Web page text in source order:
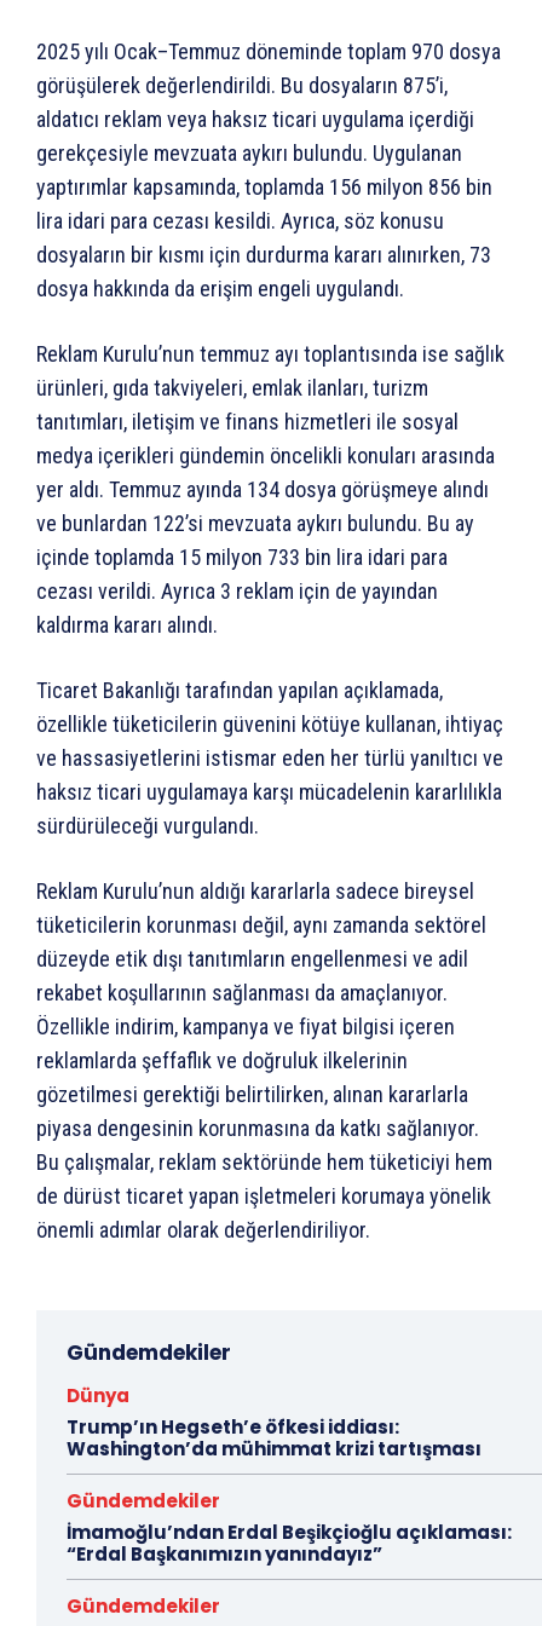
2025 yılı Ocak–Temmuz döneminde toplam 970 dosya
görüşülerek değerlendirildi. Bu dosyaların 875’i,
aldatıcı reklam veya haksız ticari uygulama içerdiği
gerekçesiyle mevzuata aykırı bulundu. Uygulanan
yaptırımlar kapsamında, toplamda 156 milyon 856 bin
lira idari para cezası kesildi. Ayrıca, söz konusu
dosyaların bir kısmı için durdurma kararı alınırken, 73
dosya hakkında da erişim engeli uygulandı.
Reklam Kurulu’nun temmuz ayı toplantısında ise sağlık
ürünleri, gıda takviyeleri, emlak ilanları, turizm
tanıtımları, iletişim ve finans hizmetleri ile sosyal
medya içerikleri gündemin öncelikli konuları arasında
yer aldı. Temmuz ayında 134 dosya görüşmeye alındı
ve bunlardan 122’si mevzuata aykırı bulundu. Bu ay
içinde toplamda 15 milyon 733 bin lira idari para
cezası verildi. Ayrıca 3 reklam için de yayından
kaldırma kararı alındı.
Ticaret Bakanlığı tarafından yapılan açıklamada,
özellikle tüketicilerin güvenini kötüye kullanan, ihtiyaç
ve hassasiyetlerini istismar eden her türlü yanıltıcı ve
haksız ticari uygulamaya karşı mücadelenin kararlılıkla
sürdürüleceği vurgulandı.
Reklam Kurulu’nun aldığı kararlarla sadece bireysel
tüketicilerin korunması değil, aynı zamanda sektörel
düzeyde etik dışı tanıtımların engellenmesi ve adil
rekabet koşullarının sağlanması da amaçlanıyor.
Özellikle indirim, kampanya ve fiyat bilgisi içeren
reklamlarda şeffaflık ve doğruluk ilkelerinin
gözetilmesi gerektiği belirtilirken, alınan kararlarla
piyasa dengesinin korunmasına da katkı sağlanıyor.
Bu çalışmalar, reklam sektöründe hem tüketiciyi hem
de dürüst ticaret yapan işletmeleri korumaya yönelik
önemli adımlar olarak değerlendiriliyor.
Gündemdekiler
Dünya
Trump’ın Hegseth’e öfkesi iddiası:
Washington’da mühimmat krizi tartışması
Gündemdekiler
İmamoğlu’ndan Erdal Beşikçioğlu açıklaması:
“Erdal Başkanımızın yanındayız”
Gündemdekiler